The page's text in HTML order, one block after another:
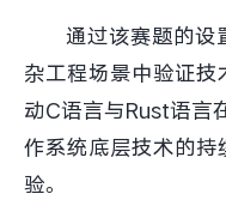
通过该赛题的设
杂工程场景中验证
动C语言与Rust语言
作系统底层技术的持
验。